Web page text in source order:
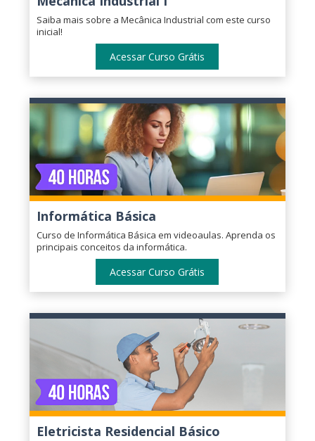
Saiba mais sobre a Mecânica Industrial com este curso
inicial!
Acessar Curso Grátis
Informática Básica
Curso de Informática Básica em videoaulas. Aprenda os
principais conceitos da informática.
Acessar Curso Grátis
Eletricista Residencial Básico